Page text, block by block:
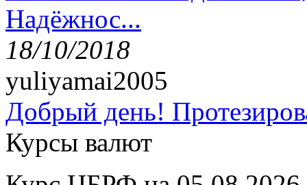
Надёжнос...
18/10/2018
yuliyamai2005
Добрый день!
Курсы валют